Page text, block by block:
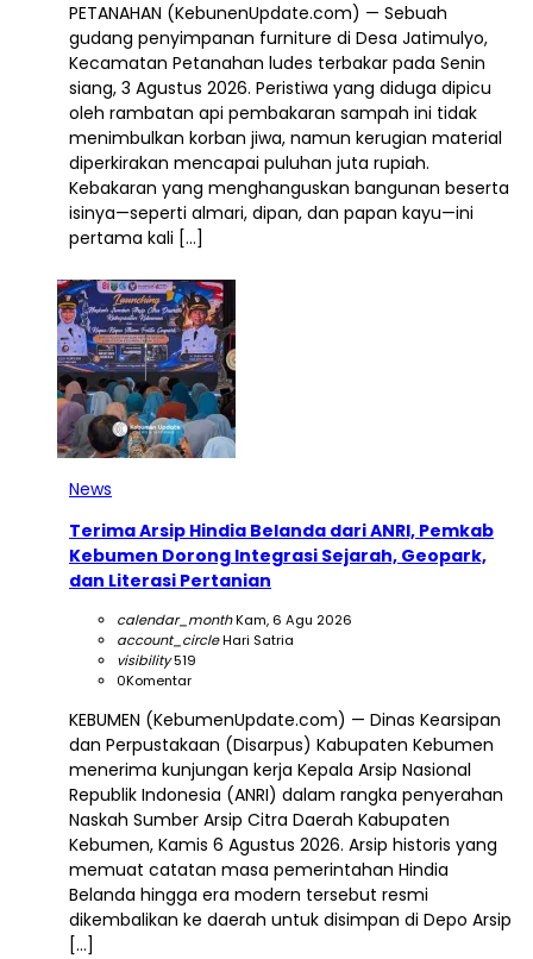
PETANAHAN (KebunenUpdate.com) — Sebuah
gudang penyimpanan furniture di Desa Jatimulyo,
Kecamatan Petanahan ludes terbakar pada Senin
siang, 3 Agustus 2026. Peristiwa yang diduga dipicu
oleh rambatan api pembakaran sampah ini tidak
menimbulkan korban jiwa, namun kerugian material
diperkirakan mencapai puluhan juta rupiah.
Kebakaran yang menghanguskan bangunan beserta
isinya—seperti almari, dipan, dan papan kayu—ini
pertama kali […]
News
Terima Arsip Hindia Belanda dari ANRI, Pemkab
Kebumen Dorong Integrasi Sejarah, Geopark,
dan Literasi Pertanian
calendar_monthKam, 6 Agu 2026
account_circleHari Satria
visibility519
0Komentar
KEBUMEN (KebumenUpdate.com) — Dinas Kearsipan
dan Perpustakaan (Disarpus) Kabupaten Kebumen
menerima kunjungan kerja Kepala Arsip Nasional
Republik Indonesia (ANRI) dalam rangka penyerahan
Naskah Sumber Arsip Citra Daerah Kabupaten
Kebumen, Kamis 6 Agustus 2026. Arsip historis yang
memuat catatan masa pemerintahan Hindia
Belanda hingga era modern tersebut resmi
dikembalikan ke daerah untuk disimpan di Depo Arsip
[…]